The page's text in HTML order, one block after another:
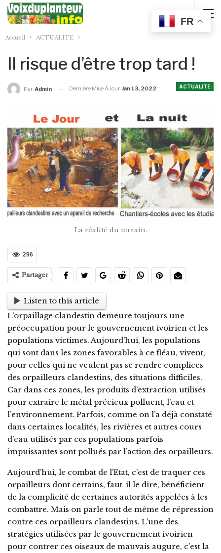
Accueil ACTUALITE
Il risque d’être trop tard !
ACTUALITE
Par Admin Dernière Mise À Jour Jan 13, 2022
La réalité du terrain.
296
Partager
Listen to this article
L’orpaillage clandestin demeure toujours une
préoccupation pour le gouvernement ivoirien et les
populations victimes. Aujourd’hui, les populations
qui sont dans les zones favorables à ce fléau, vivent,
pour celles qui ne veulent pas se rendre complices
des orpailleurs clandestins, des situations difficiles.
Car dans ces zones, les produits d’extraction utilisés
pour extraire le métal précieux polluent, l’eau et
l’environnement. Parfois, comme on l’a déjà constaté
dans certaines localités, les rivières et autres cours
d’eau utilisés par ces populations parfois
impuissantes sont pollués par l’action des orpailleurs.
Aujourd’hui, le combat de l’Etat, c’est de traquer ces
orpailleurs dont certains, faut-il le dire, bénéficient
de la complicité de certaines autorités appelées à les
combattre. Mais on parle tout de même de répression
contre ces orpailleurs clandestins. L’une des
stratégies utilisées par le gouvernement ivoirien
pour contrer ces oiseaux de mauvais augure, c’est la
FR